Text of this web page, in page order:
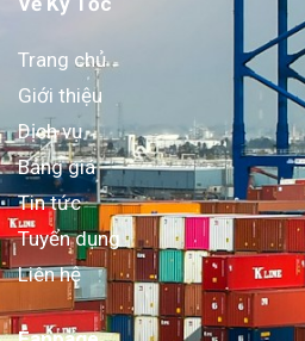
Trang chủ
Giới thiệu
Dịch vụ
Bảng giá
Tin tức
Tuyển dụng
Liên hệ